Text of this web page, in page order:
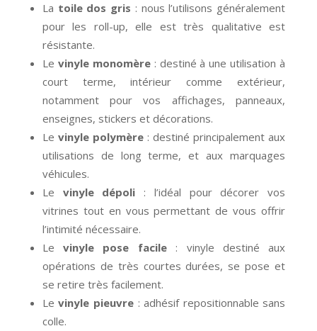
La toile dos gris : nous l’utilisons généralement
pour les roll-up, elle est très qualitative est
résistante.
Le vinyle monomère: destiné à une utilisation à
court terme, intérieur comme extérieur,
notamment pour vos affichages, panneaux,
enseignes, stickers et décorations.
Le vinyle polymère: destiné principalement aux
utilisations de long terme, et aux marquages
véhicules.
Le vinyle dépoli : l’idéal pour décorer vos
vitrines tout en vous permettant de vous offrir
l’intimité nécessaire.
Levinyle pose facile: vinyle destiné aux
opérations de très courtes durées, se pose et
se retire très facilement.
Levinyle pieuvre: adhésif repositionnable sans
colle.